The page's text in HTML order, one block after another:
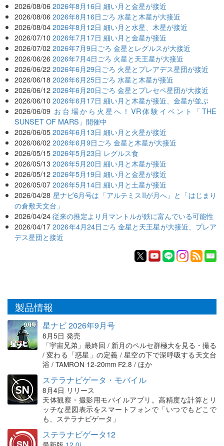
2026/08/06 2026年8月16日 細い月と金星が接近
2026/08/06 2026年8月16日ごろ 水星と木星が大接近
2026/08/04 2026年8月12日 細い月と水星、木星が接近
2026/07/10 2026年7月17日 細い月と金星が接近
2026/07/02 2026年7月9日ごろ 金星とレグルスが大接近
2026/06/26 2026年7月4日ごろ 火星と天王星が大接近
2026/06/22 2026年6月29日ごろ 火星とプレアデス星団が接近
2026/06/18 2026年6月25日ごろ 水星と木星が接近
2026/06/12 2026年6月20日ごろ 金星とプレセペ星団が大接近
2026/06/10 2026年6月17日 細い月と木星が接近、金星が並ぶ
2026/06/09 お台場から火星へ！VR体験イベント「THE
SUNSET OF MARS」開催中
2026/06/05 2026年6月13日 細い月と火星が接近
2026/06/02 2026年6月9日ごろ 金星と木星が大接近
2026/05/15 2026年5月23日 レグルス食
2026/05/13 2026年5月20日 細い月と木星が接近
2026/05/12 2026年5月19日 細い月と金星が接近
2026/05/07 2026年5月14日 細い月と土星が接近
2026/04/28 星ナビ6月号は「アルテミスIIが月へ」と「はじまり
の倉敷天文台」
2026/04/24 従来の推定より月マントルが鉄に富んでいる可能性
2026/04/17 2026年4月24日ごろ 金星と天王星が大接近、プレア
デス星団と接近
製品情報
星ナビ 2026年9月号
8月5日 発売
「宇宙兄弟」最終回 / 新月のペルセ群極大を見る・撮る
/ 変わる「惑星」の定義 / 星空の下で深呼吸する天文台
浴 / TAMRON 12-20mm F2.8 / ほか
ステラナビゲータ・モバイル
8月4日 リリース
天体観察・撮影用モバイルアプリ。高精度な計算とリ
ッチな星図表示をスマートフォンで「いつでもどこで
も、ステラナビゲータ」
ステラナビゲータ12